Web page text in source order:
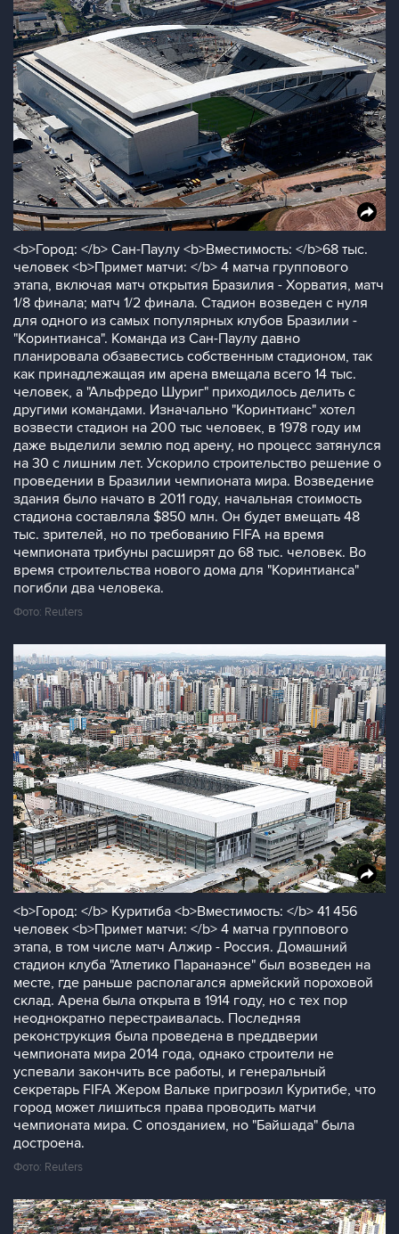
<b>Город: </b> Сан-Паулу <b>Вместимость: </b>68 тыс.
человек <b>Примет матчи: </b> 4 матча группового
этапа, включая матч открытия Бразилия - Хорватия, матч
1/8 финала; матч 1/2 финала. Стадион возведен с нуля
для одного из самых популярных клубов Бразилии -
"Коринтианса". Команда из Сан-Паулу давно
планировала обзавестись собственным стадионом, так
как принадлежащая им арена вмещала всего 14 тыс.
человек, а "Альфредо Шуриг" приходилось делить с
другими командами. Изначально "Коринтианс" хотел
возвести стадион на 200 тыс человек, в 1978 году им
даже выделили землю под арену, но процесс затянулся
на 30 с лишним лет. Ускорило строительство решение о
проведении в Бразилии чемпионата мира. Возведение
здания было начато в 2011 году, начальная стоимость
стадиона составляла $850 млн. Он будет вмещать 48
тыс. зрителей, но по требованию FIFA на время
чемпионата трибуны расширят до 68 тыс. человек. Во
время строительства нового дома для "Коринтианса"
погибли два человека.
Фото: Reuters
<b>Город: </b> Куритиба <b>Вместимость: </b> 41 456
человек <b>Примет матчи: </b> 4 матча группового
этапа, в том числе матч Алжир - Россия. Домашний
стадион клуба "Атлетико Паранаэнсе" был возведен на
месте, где раньше располагался армейский пороховой
склад. Арена была открыта в 1914 году, но с тех пор
неоднократно перестраивалась. Последняя
реконструкция была проведена в преддверии
чемпионата мира 2014 года, однако строители не
успевали закончить все работы, и генеральный
секретарь FIFA Жером Вальке пригрозил Куритибе, что
город может лишиться права проводить матчи
чемпионата мира. С опозданием, но "Байшада" была
достроена.
Фото: Reuters